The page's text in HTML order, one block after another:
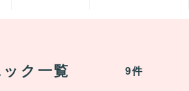
ク一覧 9件